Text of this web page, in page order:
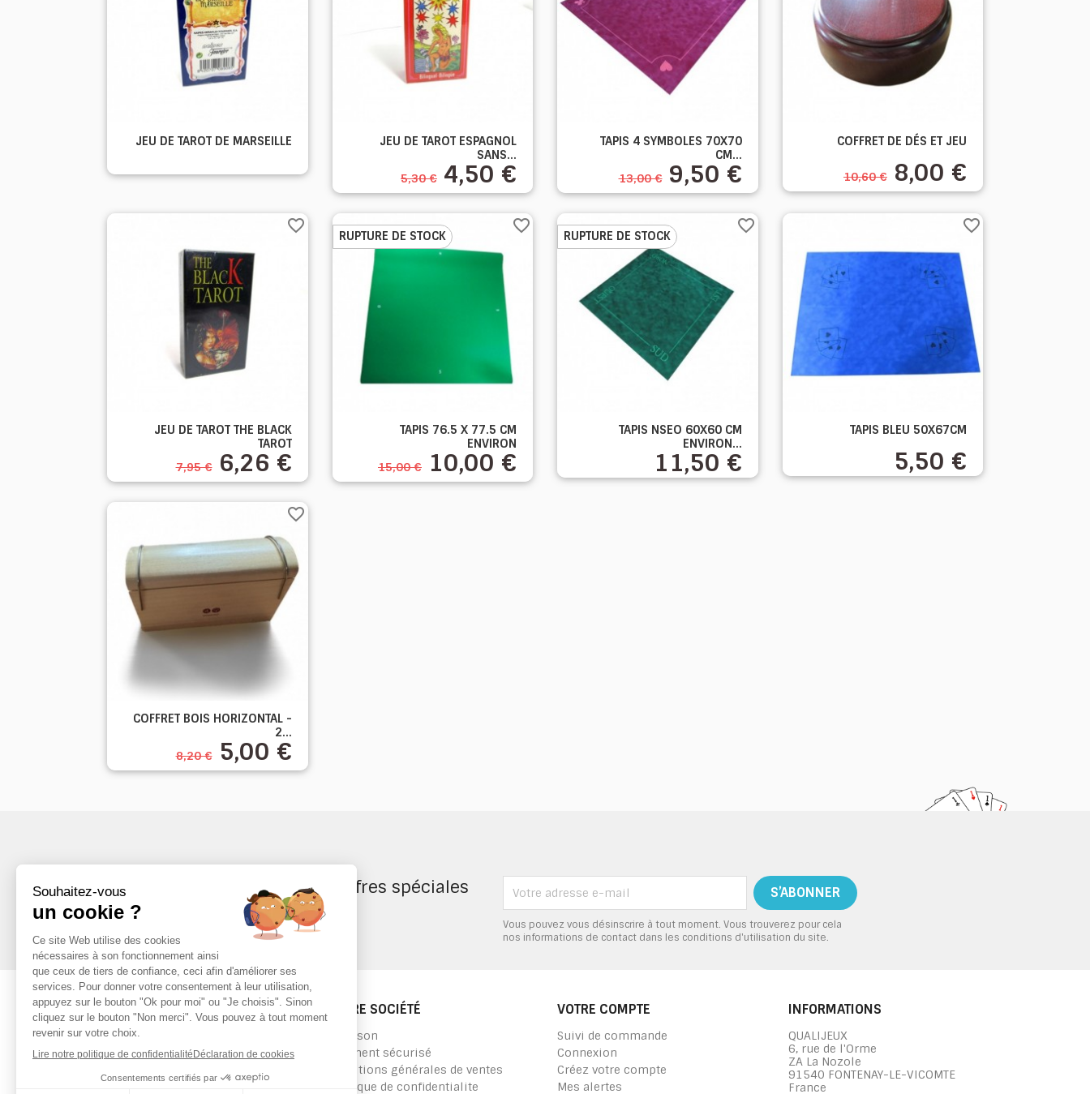
 Aperçu rapide
JEU DE TAROT DE MARSEILLE Aperçu rapide
JEU DE TAROT ESPAGNOL
SANS...
5,30 € 4,50 €
Aperçu rapide
TAPIS 4 SYMBOLES 70X70
CM...
13,00 € 9,50 €
 Aperçu rapide
COFFRET DE DÉS ET JEU
10,60 € 8,00 €
Aperçu rapide
JEU DE TAROT THE BLACK
TAROT
7,95 € 6,26 €
favorite_border
Aperçu rapide
TAPIS 76.5 X 77.5 CM
ENVIRON
15,00 €
10,00 €
RUPTURE DE STOCK
favorite_border
Aperçu rapide
TAPIS NSEO 60X60 CM
ENVIRON...
11,50 €
RUPTURE DE STOCK
favorite_border
Aperçu rapide
TAPIS BLEU 50X67CM
5,50 €
favorite_border
Aperçu rapide
COFFRET BOIS HORIZONTAL -
2...
8,20 €
5,00 €
favorite_border
Recevez nos offres spéciales
Vous pouvez vous désinscrire à tout moment. Vous trouverez pour cela
nos informations de contact dans les conditions d'utilisation du site.
PRODUITS
Code promo professionnel
Promotions
NOTRE SOCIÉTÉ
Livraison
Paiement sécurisé
Conditions générales de ventes
Politique de confidentialite
VOTRE COMPTE
Suivi de commande
Connexion
Créez votre compte
Mes alertes
INFORMATIONS
QUALIJEUX
6, rue de l'Orme
ZA La Nozole
91540 FONTENAY-LE-VICOMTE
France